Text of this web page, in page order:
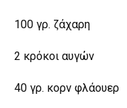
100 γρ. ζάχαρη
2 κρόκοι αυγών
40 γρ. κορν φλάουερ